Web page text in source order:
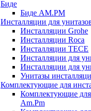
Биде
Биде AM.PM
Инсталляции для
Инсталляции Grohe
Инсталляции Roca
Инсталляции TECE
Инсталляции для
Инсталляции для
Унитазы
Комплектующие для
Комплектующие
Am.Pm